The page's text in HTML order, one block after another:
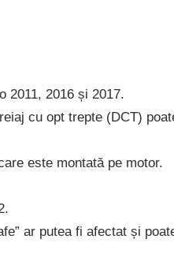
2011, 2016 și 2017.
cu opt trepte (DCT)
este montată pe motor.
ar putea fi afectat și